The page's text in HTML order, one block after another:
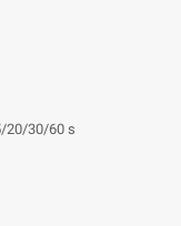
20/30/60 s